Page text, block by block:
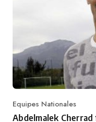
Category
Equipes Nationales
Abdelmalek